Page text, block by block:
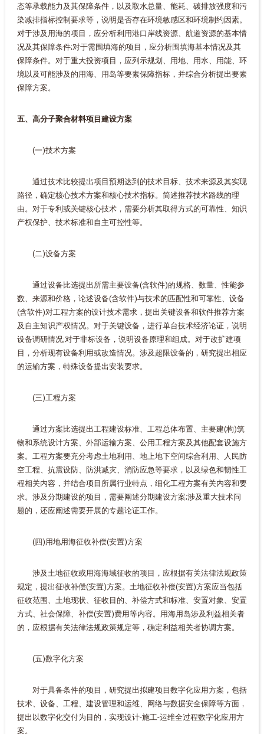
态等承载能力及其保障条件，以及取水总量、能耗、碳排放强度和污
染减排指标控制要求等，说明是否存在环境敏感区和环境制约因素。
对于涉及用海的项目，应分析利用港口岸线资源、航道资源的基本情
况及其保障条件;对于需围填海的项目，应分析围填海基本情况及其
保障条件。对于重大投资项目，应列示规划、用地、用水、用能、环
境以及可能涉及的用海、用岛等要素保障指标，并综合分析提出要素
保障方案。
五、高分子聚合材料项目建设方案
(一)技术方案
通过技术比较提出项目预期达到的技术目标、技术来源及其实现
路径，确定核心技术方案和核心技术指标。简述推荐技术路线的理
由。对于专利或关键核心技术，需要分析其取得方式的可靠性、知识
产权保护、技术标准和自主可控性等。
(二)设备方案
通过设备比选提出所需主要设备(含软件)的规格、数量、性能参
数、来源和价格，论述设备(含软件)与技术的匹配性和可靠性、设备
(含软件)对工程方案的设计技术需求，提出关键设备和软件推荐方案
及自主知识产权情况。对于关键设备，进行单台技术经济论证，说明
设备调研情况;对于非标设备，说明设备原理和组成。对于改扩建项
目，分析现有设备利用或改造情况。涉及超限设备的，研究提出相应
的运输方案，特殊设备提出安装要求。
(三)工程方案
通过方案比选提出工程建设标准、工程总体布置、主要建(构)筑
物和系统设计方案、外部运输方案、公用工程方案及其他配套设施方
案。工程方案要充分考虑土地利用、地上地下空间综合利用、人民防
空工程、抗震设防、防洪减灾、消防应急等要求，以及绿色和韧性工
程相关内容，并结合项目所属行业特点，细化工程方案有关内容和要
求。涉及分期建设的项目，需要阐述分期建设方案;涉及重大技术问
题的，还应阐述需要开展的专题论证工作。
(四)用地用海征收补偿(安置)方案
涉及土地征收或用海海域征收的项目，应根据有关法律法规政策
规定，提出征收补偿(安置)方案。土地征收补偿(安置)方案应当包括
征收范围、土地现状、征收目的、补偿方式和标准、安置对象、安置
方式、社会保障、补偿(安置)费用等内容。用海用岛涉及利益相关者
的，应根据有关法律法规政策规定等，确定利益相关者协调方案。
(五)数字化方案
对于具备条件的项目，研究提出拟建项目数字化应用方案，包括
技术、设备、工程、建设管理和运维、网络与数据安全保障等方面，
提出以数字化交付为目的，实现设计-施工-运维全过程数字化应用方
案。